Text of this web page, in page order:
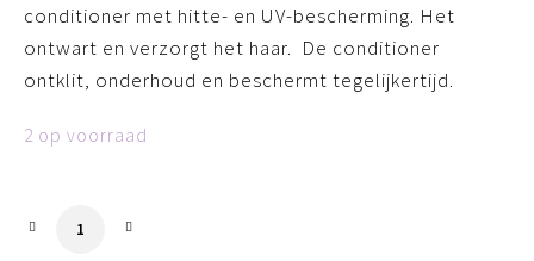
conditioner met hitte- en UV-bescherming. Het
ontwart en verzorgt het haar. De conditioner
ontklit, onderhoud en beschermt tegelijkertijd.
2 op voorraad
Essential Leave-In Conditioner aantal